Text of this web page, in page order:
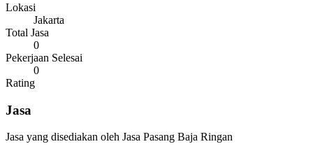
Lokasi
Jakarta
Total Jasa
0
Pekerjaan Selesai
0
Rating
Jasa
Jasa yang disediakan oleh Jasa Pasang Baja Ringan